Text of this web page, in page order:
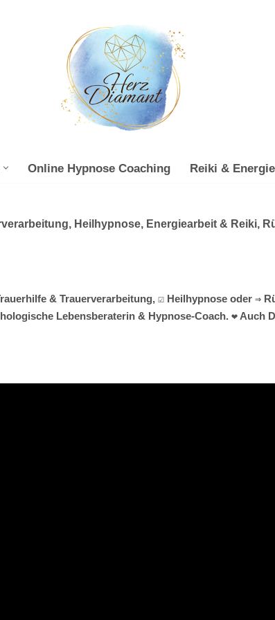
Online Hypnose Coaching Reiki &
Heilhypnose, Energiearbeit & Reiki,
& Trauerverarbeitung, ☑️ Heilhypnose oder ⇒
Lebensberaterin & Hypnose-Coach. ❤ Auch